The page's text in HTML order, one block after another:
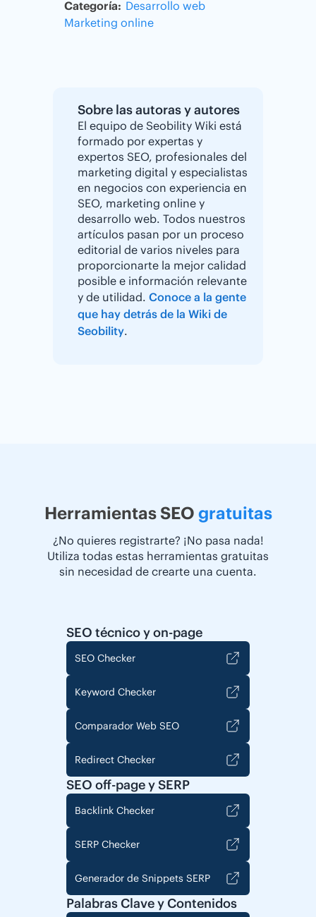
Categoría: Desarrollo web
Marketing online
Sobre las autoras y autores
El equipo de Seobility Wiki está
formado por expertas y
expertos SEO, profesionales del
marketing digital y especialistas
en negocios con experiencia en
SEO, marketing online y
desarrollo web. Todos nuestros
artículos pasan por un proceso
editorial de varios niveles para
proporcionarte la mejor calidad
posible e información relevante
y de utilidad. Conoce a la gente
que hay detrás de la Wiki de
Seobility.
Herramientas SEO gratuitas
¿No quieres registrarte? ¡No pasa nada!
Utiliza todas estas herramientas gratuitas
sin necesidad de crearte una cuenta.
SEO técnico y on-page
SEO Checker
Keyword Checker
Comparador Web SEO
Redirect Checker
SEO off-page y SERP
Backlink Checker
SERP Checker
Generador de Snippets SERP
Palabras Clave y Contenidos